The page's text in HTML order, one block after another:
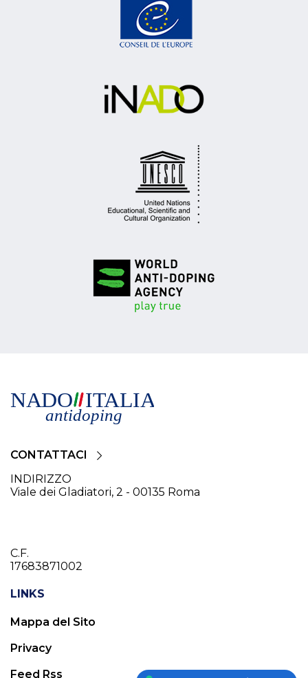
CONTATTACI
INDIRIZZO
Viale dei Gladiatori, 2 - 00135 Roma
C.F.
17683871002
LINKS
Mappa del Sito
Privacy
Feed Rss